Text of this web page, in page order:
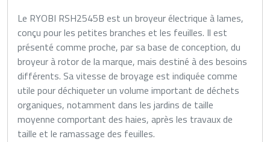
Le RYOBI RSH2545B est un broyeur électrique à lames,
conçu pour les petites branches et les feuilles. Il est
présenté comme proche, par sa base de conception, du
broyeur à rotor de la marque, mais destiné à des besoins
différents. Sa vitesse de broyage est indiquée comme
utile pour déchiqueter un volume important de déchets
organiques, notamment dans les jardins de taille
moyenne comportant des haies, après les travaux de
taille et le ramassage des feuilles.